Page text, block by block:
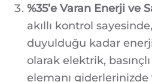
%35’e Varan Enerji ve
akıllı kontrol
duyulduğu kadar
olarak elektrik,
elemanı giderlerinizde